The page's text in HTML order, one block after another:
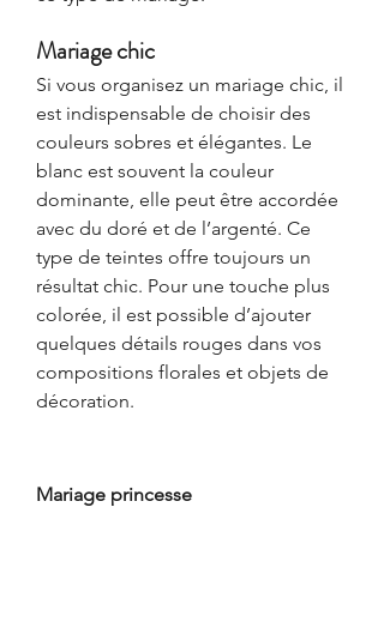
Mariage chic
Si vous organisez un mariage chic, il
est indispensable de choisir des
couleurs sobres et élégantes. Le
blanc est souvent la couleur
dominante, elle peut être accordée
avec du doré et de l’argenté. Ce
type de teintes offre toujours un
résultat chic. Pour une touche plus
colorée, il est possible d’ajouter
quelques détails rouges dans vos
compositions florales et objets de
décoration.
Mariage princesse